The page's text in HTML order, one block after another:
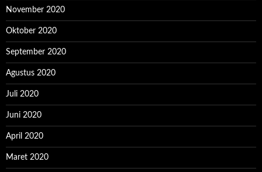
November 2020
Oktober 2020
September 2020
Agustus 2020
Juli 2020
Juni 2020
April 2020
Maret 2020